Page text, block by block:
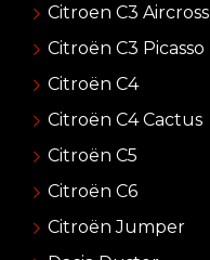
Citroen C3 Aircross
Citroën C3 Picasso
Citroën C4
Citroën C4 Cactus
Citroën C5
Citroën C6
Citroën Jumper